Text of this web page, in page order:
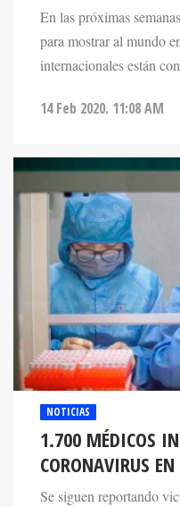
En las próximas
para mostrar al mundo
internacionales están
14 Feb 2020. 11:08 AM
NOTICIAS
1.700 MÉDICOS
CORONAVIRUS
Se siguen reportando